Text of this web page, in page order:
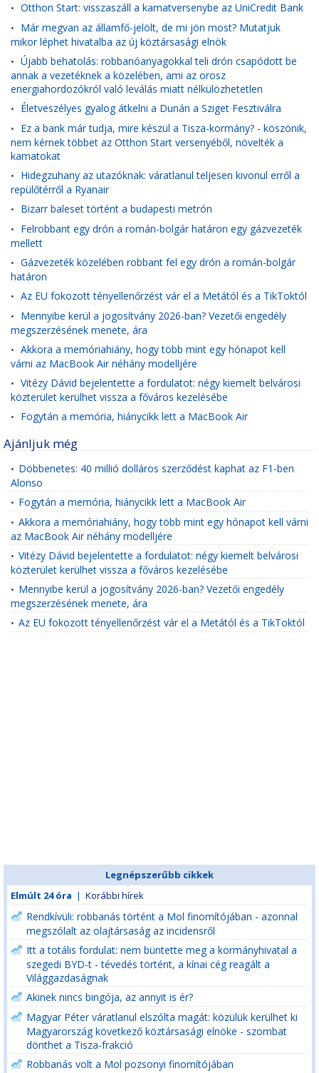
• Otthon Start: visszaszáll a kamatversenybe az UniCredit Bank
• Már megvan az államfő-jelölt, de mi jön most? Mutatjuk
mikor léphet hivatalba az új köztársasági elnök
• Újabb behatolás: robbanóanyagokkal teli drón csapódott be
annak a vezetéknek a közelében, ami az orosz
energiahordozókról való leválás miatt nélkülözhetetlen
• Életveszélyes gyalog átkelni a Dunán a Sziget Fesztiválra
• Ez a bank már tudja, mire készül a Tisza-kormány? - köszönik,
nem kérnek többet az Otthon Start versenyéből, növelték a
kamatokat
• Hidegzuhany az utazóknak: váratlanul teljesen kivonul erről a
repülőtérről a Ryanair
• Bizarr baleset történt a budapesti metrón
• Felrobbant egy drón a román-bolgár határon egy gázvezeték
mellett
• Gázvezeték közelében robbant fel egy drón a román-bolgár
határon
• Az EU fokozott tényellenőrzést vár el a Metától és a TikToktól
• Mennyibe kerül a jogosítvány 2026-ban? Vezetői engedély
megszerzésének menete, ára
• Akkora a memóriahiány, hogy több mint egy hónapot kell
várni az MacBook Air néhány modelljére
• Vitézy Dávid bejelentette a fordulatot: négy kiemelt belvárosi
közterület kerülhet vissza a főváros kezelésébe
• Fogytán a memória, hiánycikk lett a MacBook Air
Ajánljuk még
• Döbbenetes: 40 millió dolláros szerződést kaphat az F1-ben
Alonso
• Fogytán a memória, hiánycikk lett a MacBook Air
• Akkora a memóriahiány, hogy több mint egy hónapot kell várni
az MacBook Air néhány modelljére
• Vitézy Dávid bejelentette a fordulatot: négy kiemelt belvárosi
közterület kerülhet vissza a főváros kezelésébe
• Mennyibe kerül a jogosítvány 2026-ban? Vezetői engedély
megszerzésének menete, ára
• Az EU fokozott tényellenőrzést vár el a Metától és a TikToktól
Legnépszerűbb cikkek
Elmúlt 24 óra | Korábbi hírek
Rendkívüli: robbanás történt a Mol finomítójában - azonnal
megszólalt az olajtársaság az incidensről
Itt a totális fordulat: nem büntette meg a kormányhivatal a
szegedi BYD-t - tévedés történt, a kínai cég reagált a
Világgazdaságnak
Akinek nincs bingója, az annyit is ér?
Magyar Péter váratlanul elszólta magát: közülük kerülhet ki
Magyarország következő köztársasági elnöke - szombat
dönthet a Tisza-frakció
Robbanás volt a Mol pozsonyi finomítójában